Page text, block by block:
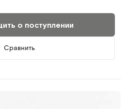
о поступлении
Сравнить